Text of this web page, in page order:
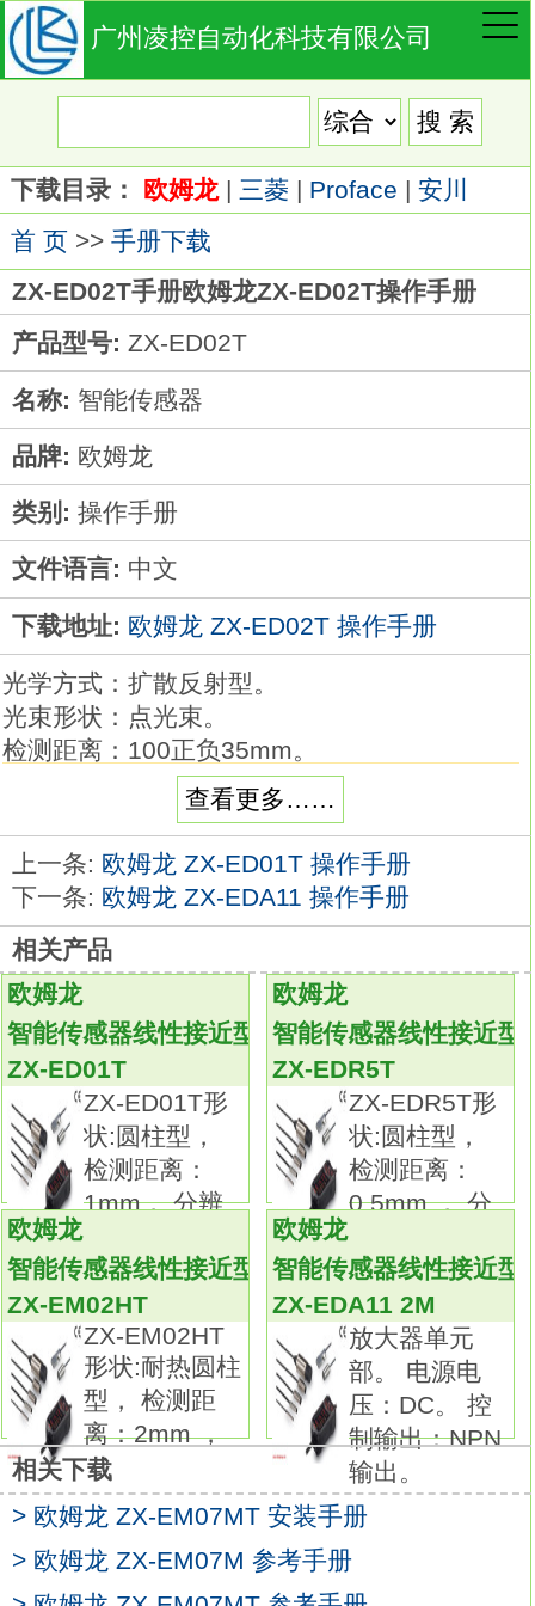
广州凌控自动化科技有限公司
下载目录： 欧姆龙| 三菱| Proface | 安川
首 页>> 手册下载
ZX-ED02T手册欧姆龙ZX-ED02T操作手册
产品型号: ZX-ED02T
名称: 智能传感器
品牌: 欧姆龙
类别: 操作手册
文件语言: 中文
下载地址: 欧姆龙 ZX-ED02T 操作手册
光学方式：扩散反射型。
光束形状：点光束。
检测距离：100正负35mm。
分辨率：5μm。
高精度的10μm量级尺寸检测。
工件的颜色及材质变化、移动也能够稳定测量
欧姆龙ZX-ED02T操作手册。
搭载智能调谐功能，任何人按1下按钮就能够设
定最佳。
采用11段LED，显示文字一目了然。
内置4个BANK功能，轻松转换设定条件ZX-
ED02T
恶劣环境下也能放心测量的 （传感头保护结构
IP67&机器人电缆）。种类：透镜单元。
产品名称：侧视镜。
详情：聚光直径 φ8mm。
UV-LED照射器的成本革命。
热损伤较小的UV-LED照射。
照射头装有大幅度提高了亮度的新UV-LED。
通过增强照度缩短了粘合节拍。
采用40,000小时*长寿型LED，大幅降低运行成
本欧姆龙ZX-ED02T操作手册。
与原有灯泡 (LAMP) 方式相比，实现约1/8的超
紧凑本体。
搭载可简单、准确设定的彩色液晶显示器。电
源电缆。
种类：双头接插件型（附带1个铁氧体磁芯
(φ30 × 39mm)）。
查看更多……
上一条: 欧姆龙 ZX-ED01T 操作手册
下一条: 欧姆龙 ZX-EDA11 操作手册
相关产品
欧姆龙
智能传感器线性接近型
ZX-ED01T
ZX-ED01T形
状:圆柱型，
检测距离：
1mm， 分辨
欧姆龙
智能传感器线性接近型
ZX-EDR5T
ZX-EDR5T形
状:圆柱型，
检测距离：
0.5mm ， 分
欧姆龙
智能传感器线性接近型
ZX-EM02HT
ZX-EM02HT
形状:耐热圆柱
型， 检测距
离：2mm ，
欧姆龙
智能传感器线性接近型
ZX-EDA11 2M
放大器单元
部。 电源电
压：DC。 控
制输出：NPN
输出。
相关下载
> 欧姆龙 ZX-EM07MT 安装手册
> 欧姆龙 ZX-EM07M 参考手册